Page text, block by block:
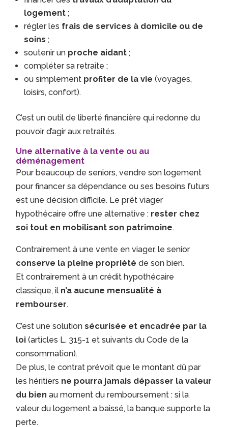
logement ;
régler les frais de services à domicile ou de
soins ;
soutenir un proche aidant ;
compléter sa retraite ;
ou simplement profiter de la vie (voyages,
loisirs, confort).
C’est un outil de liberté financière qui redonne du
pouvoir d’agir aux retraités.
Une alternative à la vente ou au
déménagement
Pour beaucoup de seniors, vendre son logement
pour financer sa dépendance ou ses besoins futurs
est une décision difficile. Le prêt viager
hypothécaire offre une alternative : rester chez
soi tout en mobilisant son patrimoine.
Contrairement à une vente en viager, le senior
conserve la pleine propriété de son bien.
Et contrairement à un crédit hypothécaire
classique, il n’a aucune mensualité à
rembourser.
C’est une solutionsécurisée et encadrée par la
loi (articles L. 315-1 et suivants du Code de la
consommation).
De plus, le contrat prévoit que le montant dû par
les héritiers ne pourra jamais dépasser la valeur
du bien au moment du remboursement : si la
valeur du logement a baissé, la banque supporte la
perte.